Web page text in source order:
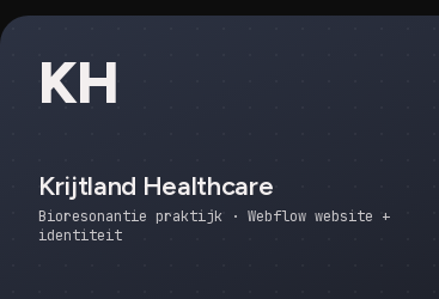
KH
Krijtland Healthcare
Bioresonantie praktijk · Webflow website +
identiteit